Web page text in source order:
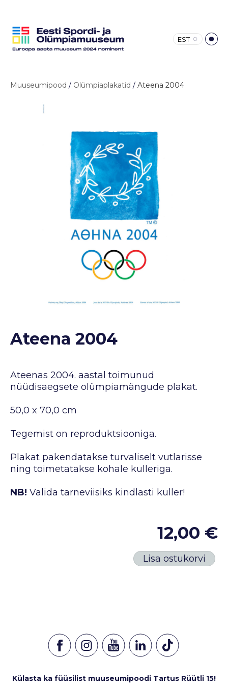
EST
Muuseumipood / Olümpiaplakatid / Ateena 2004
Ateena 2004
Ateenas 2004. aastal toimunud
nüüdisaegsete olümpiamängude plakat.
50,0 x 70,0 cm
Tegemist on reproduktsiooniga.
Plakat pakendatakse turvaliselt vutlarisse
ning toimetatakse kohale kulleriga.
NB! Valida tarneviisiks kindlasti kuller!
12,00 €
Lisa ostukorvi
Külasta ka füüsilist muuseumipoodi Tartus Rüütli 15!